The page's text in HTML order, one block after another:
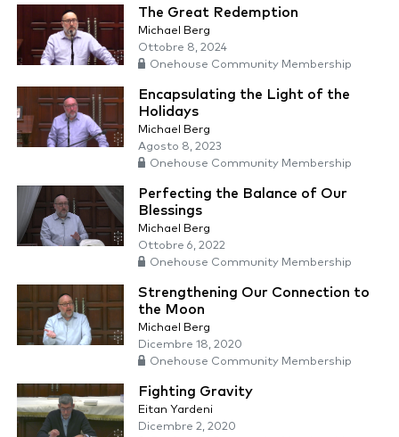
The Great Redemption
Michael Berg
Ottobre 8, 2024
Onehouse Community Membership
Encapsulating the Light of the
Holidays
Michael Berg
Agosto 8, 2023
Onehouse Community Membership
Perfecting the Balance of Our
Blessings
Michael Berg
Ottobre 6, 2022
Onehouse Community Membership
Strengthening Our Connection to
the Moon
Michael Berg
Dicembre 18, 2020
Onehouse Community Membership
Fighting Gravity
Eitan Yardeni
Dicembre 2, 2020